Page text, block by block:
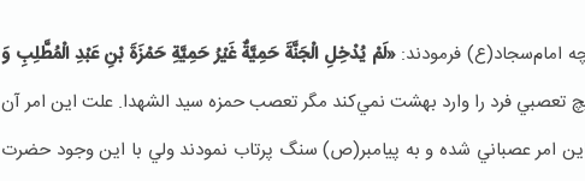
امام‌سجاد(ع) فرمودند:«لَمْ يُدْخِلِ الْجَنَّةَ حَمِيَّةٌ غَيْرُ حَمِيَّةِ حَمْزَةَ بْنِ عَبْدِ الْمُطَّلِبِ وَ
تعصبي فرد را وارد بهشت نمي‌كند مگر تعصب حمزه سيد الشهدا. علت اين امر آن
امر عصباني شده و به پيامبر(ص) سنگ پرتاب نمودند ولي با اين وجود حضرت